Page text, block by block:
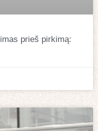
prieš pirkimą: